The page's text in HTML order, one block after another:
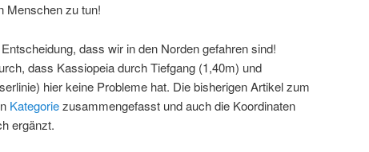
Menschen zu tun!
dass wir in den Norden gefahren sind!
dass Kassiopeia durch Tiefgang (1,40m) und
hier keine Probleme hat. Die bisherigen Artikel zum
Kategoriezusammengefasst und auch die Koordinaten
ergänzt.